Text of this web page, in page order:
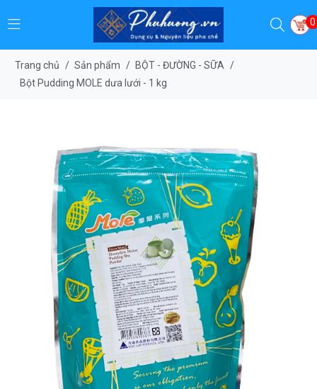
0
Trang chủ / Sản phẩm / BỘT - ĐƯỜNG - SỮA /
Bột Pudding MOLE dưa lưới - 1 kg